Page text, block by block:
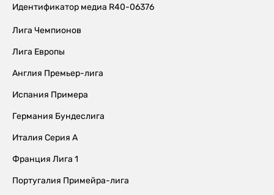
Идентификатор медиа R40-06376
Лига Чемпионов
Лига Европы
Англия Премьер-лига
Испания Примера
Германия Бундеслига
Италия Серия А
Франция Лига 1
Португалия Примейра-лига